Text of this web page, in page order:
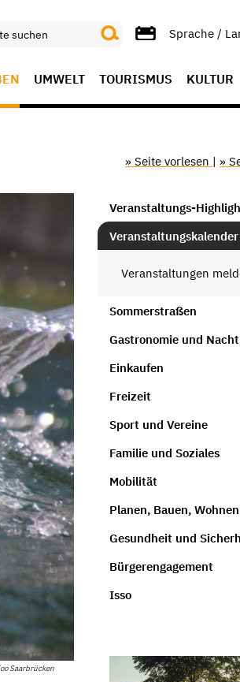
Sprache /
UMWELT TOURISMUS KULTUR
» Seite vorlesen | »
Saarbrücken
Veranstaltungs-
Veranstaltungskalender
Veranstaltungen
Sommerstraßen
Gastronomie und
Einkaufen
Freizeit
Sport und Vereine
Familie und Soziales
Mobilität
Planen, Bauen, Wohnen
Gesundheit und
Bürgerengagement
Isso